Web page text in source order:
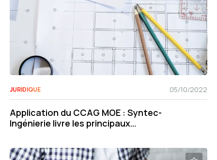
JURIDIQUE 05/10/2022
Application du CCAG MOE : Syntec-
Ingénierie livre les principaux